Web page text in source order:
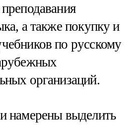
а также покупку и
по русскому
организаций.
намерены выделить